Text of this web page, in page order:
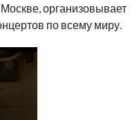
организовывает
по всему миру.